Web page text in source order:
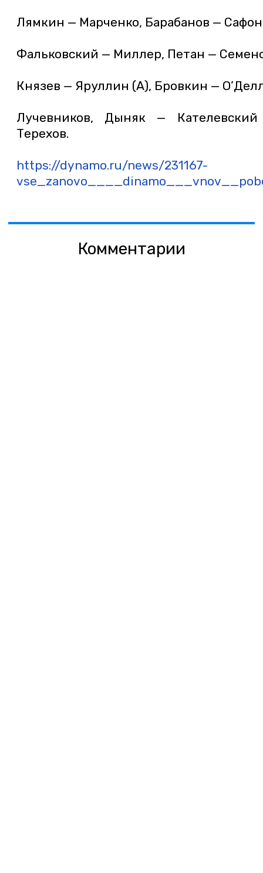
Лямкин — Марченко, Барабанов —
Фальковский — Миллер, Петан —
Князев — Яруллин (А), Бровкин —
Лучевников, Дыняк —
Терехов.
https://dynamo.ru/news/231167-
Комментарии